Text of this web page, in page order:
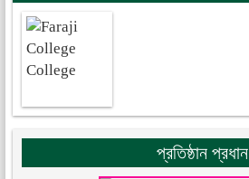
প্রতিষ্ঠান প্রধান